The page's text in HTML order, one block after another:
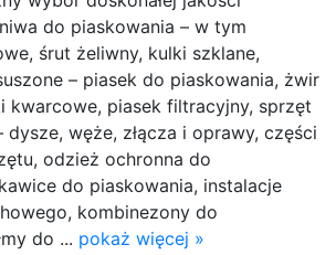
do piaskowania – w tym
śrut żeliwny, kulki szklane,
– piasek do piaskowania, żwir
kwarcowe, piasek filtracyjny, sprzęt
węże, złącza i oprawy, części
odzież ochronna do
do piaskowania, instalacje
kombinezony do
do ... pokaż więcej »